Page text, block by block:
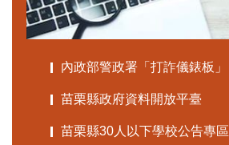
內政部警政署「打詐儀錶板」
苗栗縣政府資料開放平臺
苗栗縣30人以下學校公告專區